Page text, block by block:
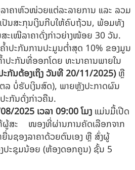
າຄາຫົວໜ່ວຍແຕ່ລະລາຍການ ແລະ ລວມ
ນສະກຸນເງິນກີບໃຫ້ຄົບຖ້ວນ, ພ້ອມທັງ
ະເໜີລາຄາດັ່ງກ່າວຍ່າງໜ້ອຍ 30 ວັນ.
າປະກັນການປະມູນຕໍ່າສຸດ 10% ຂອງມູນ
ະກັນທີ່ອອກໂດຍ ທະນາຄານພາຍໃນ
ກັນຕ້ອງເຖິງ ວັນທີ20/11/2025)ຫຼື
ບໍ່ຮັບເງິນສົດ), ພາຍຫຼັງປະກາດຜົນ
ກັນດັ່ງກ່າວຄືນ.
2025 ເວລາ 09:00ໂມງ ແມ່ນມື້ເປີດ
ຜູ້ສະ ໜອງທີ່ຜ່ານການຄັດເລືອກຈາກ
ນຊອງລາຄາດ້ວຍຕົນເອງ ຫຼື ສົ່ງຜູ້
ປະຊຸມນ້ອຍ (ຫ້ອງດອກຄູນ) ຊັ້ນ 5